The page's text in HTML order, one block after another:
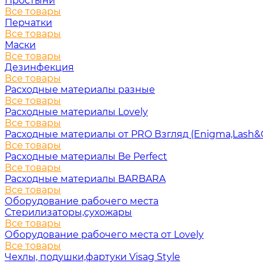
Все товары
Перчатки
Все товары
Маски
Все товары
Дезинфекция
Все товары
Расходные материалы разные
Все товары
Расходные материалы Lovely
Все товары
Расходные материалы от PRO Взгляд
Все товары
Расходные материалы Be Perfect
Все товары
Расходные материалы BARBARA
Все товары
Оборудование рабочего места
Стерилизаторы,сухожары
Все товары
Оборудование рабочего места от Lovely
Все товары
Чехлы, подушки,фартуки Visag Style